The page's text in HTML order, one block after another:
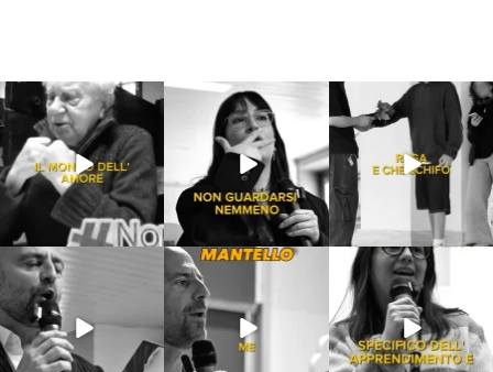
Lug 31
214 4
Lug 16
53 1
Lug 13
199 10
Lug 9
54
Giu 21 Giu 18
871